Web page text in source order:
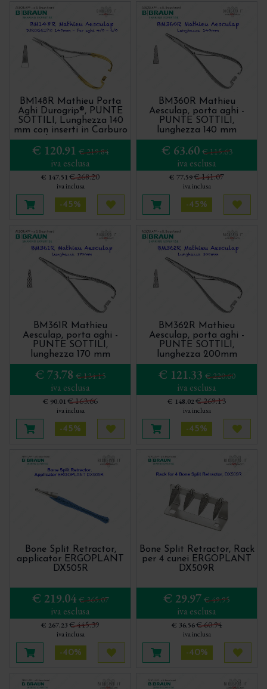
BM148R Mathieu Porta
Aghi Durogrip®, PUNTE
SOTTILI, Lunghezza 140
mm con inserti in Carburo
di Tungsteno
€ 120.91 € 219.84
iva esclusa
€ 147.51€ 268.20
iva inclusa
Aggiungi al carrello
-45%
Acquista più tardi
BM360R Mathieu
Aesculap, porta aghi -
PUNTE SOTTILI,
lunghezza 140 mm
€ 63.60 € 115.63
iva esclusa
€ 77.59€ 141.07
iva inclusa
Aggiungi al carrello
-45%
BM361R Mathieu
Aesculap, porta aghi -
PUNTE SOTTILI,
lunghezza 170 mm
€ 73.78 € 134.15
iva esclusa
€ 90.01€ 163.66
iva inclusa
Aggiungi al carrello
-45%
Acquista più tardi
BM362R Mathieu
Aesculap, porta aghi -
PUNTE SOTTILI,
lunghezza 200mm
€ 121.33 € 220.60
iva esclusa
€ 148.02€ 269.13
iva inclusa
Aggiungi al carrello
-45%
Bone Split Retractor,
applicator ERGOPLANT
DX505R
€ 219.04 € 365.07
iva esclusa
€ 267.23€ 445.39
iva inclusa
Aggiungi al carrello
-40%
Acquista più tardi
Bone Split Retractor, Rack
per 4 cunei ERGOPLANT
DX509R
€ 29.97 € 49.95
iva esclusa
€ 36.56€ 60.94
iva inclusa
Aggiungi al carrello
-40%